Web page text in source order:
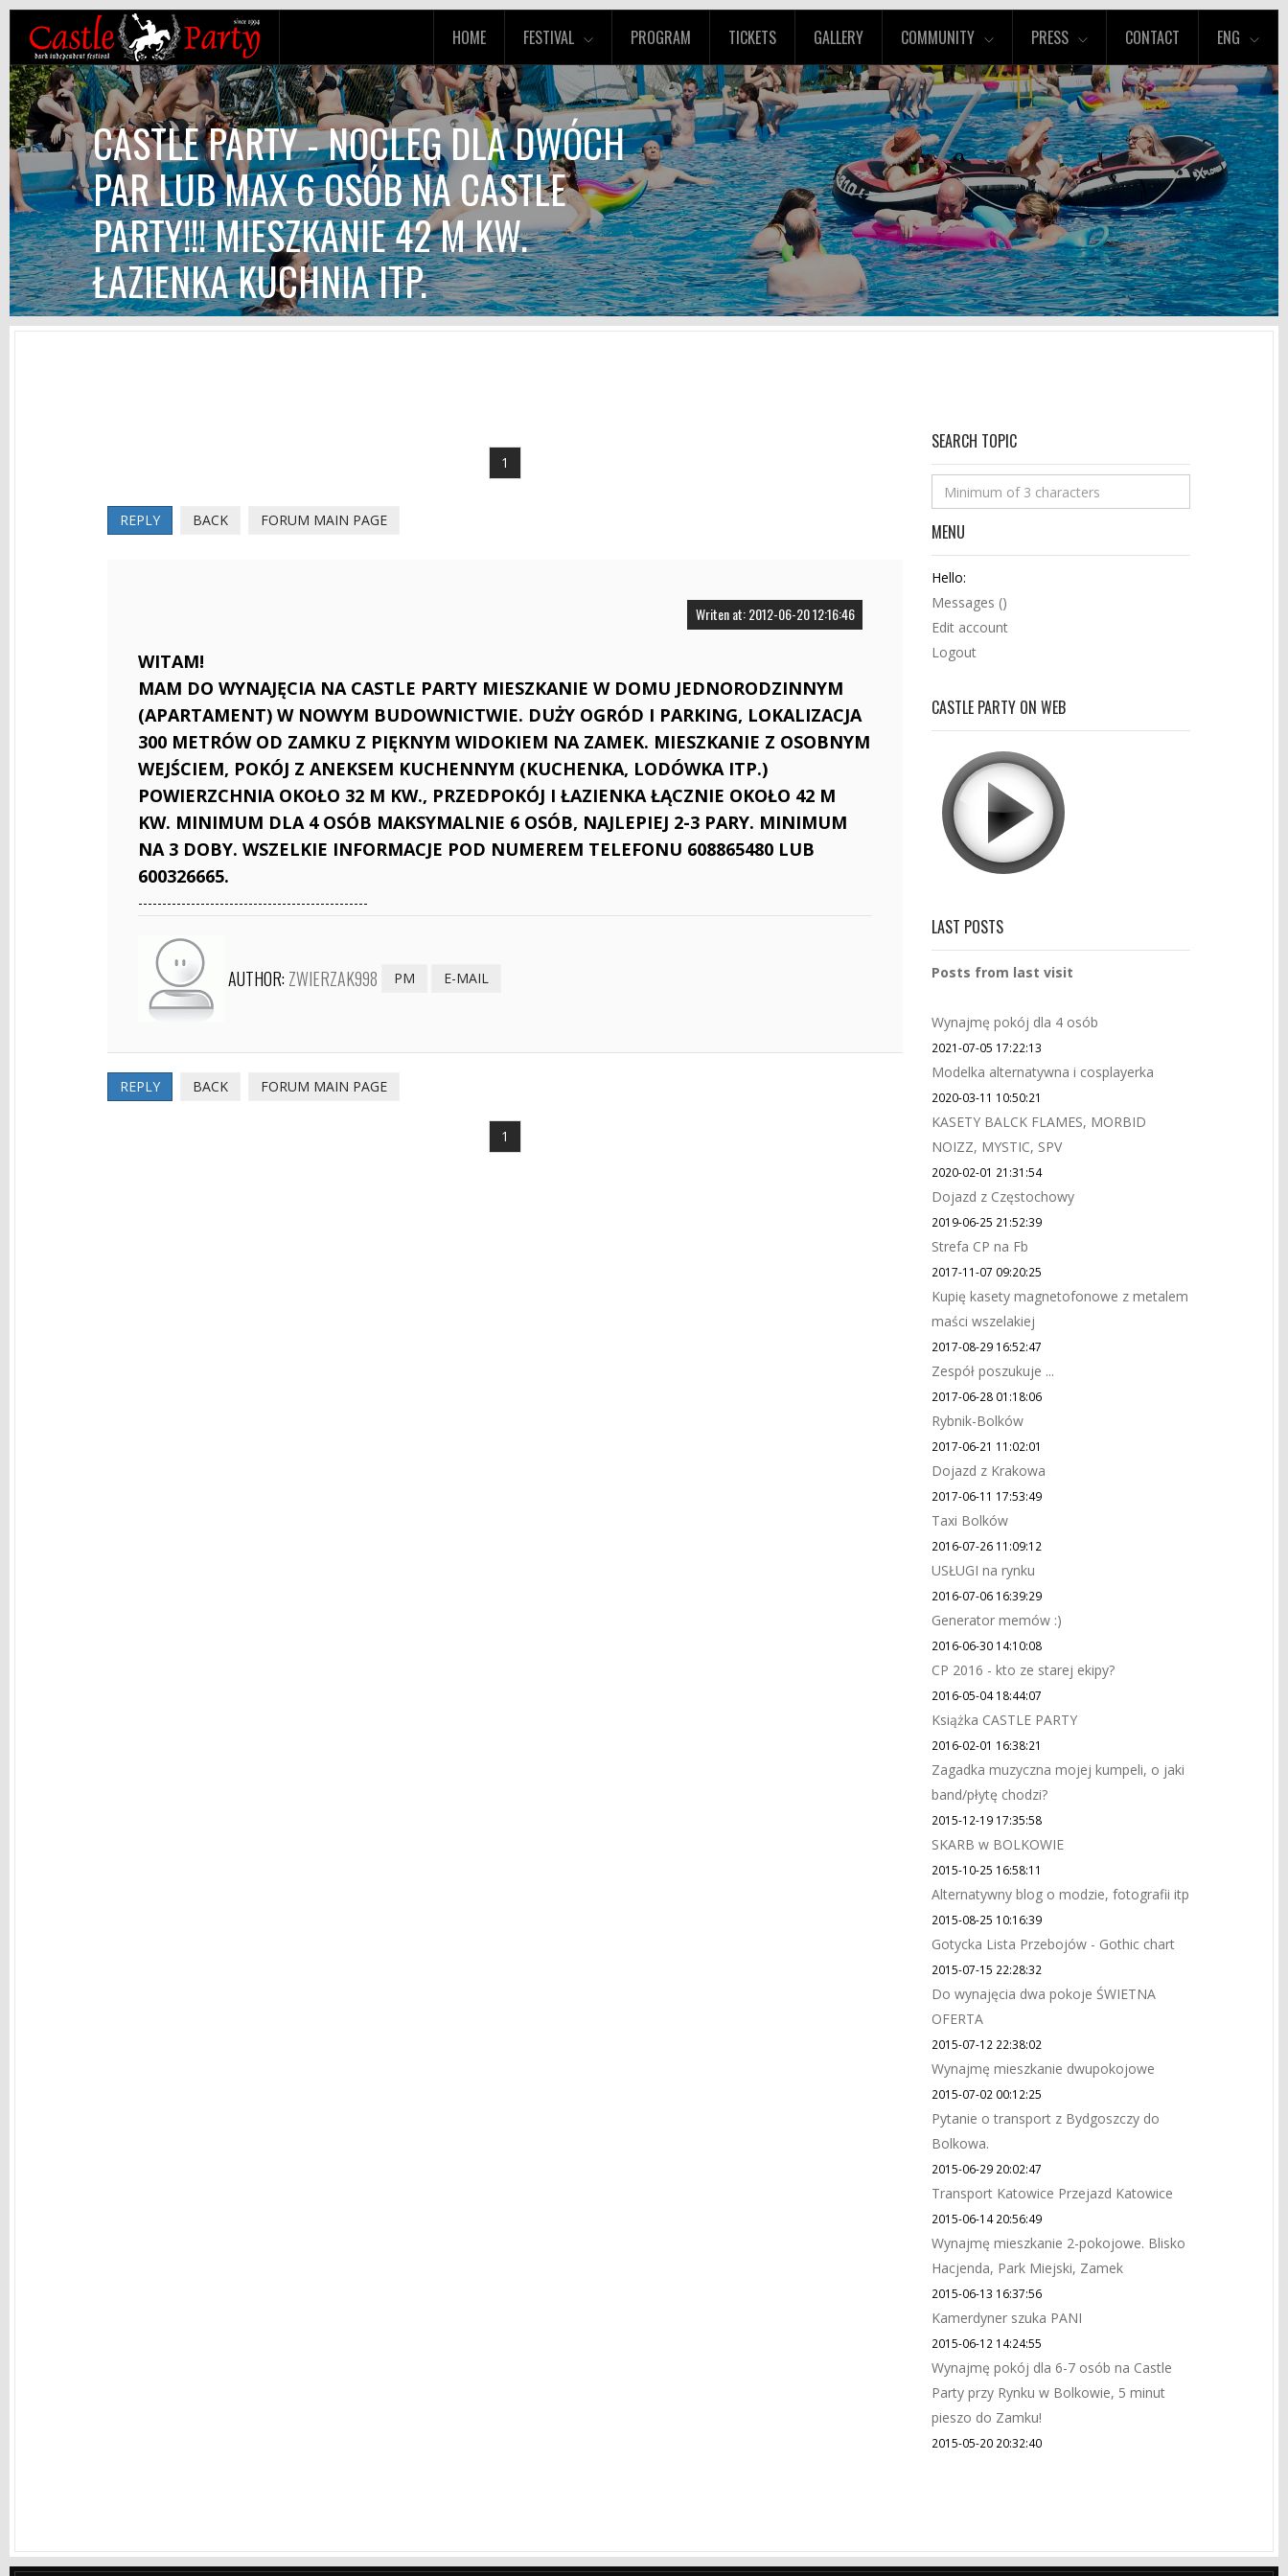
HOME FESTIVAL PROGRAM TICKETS GALLERY COMMUNITY PRESS CONTACT ENG
CASTLE PARTY - NOCLEG DLA DWÓCH
PAR LUB MAX 6 OSÓB NA CASTLE
PARTY!!! MIESZKANIE 42 M KW.
ŁAZIENKA KUCHNIA ITP.
1
REPLY BACK FORUM MAIN PAGE
Writen at: 2012-06-20 12:16:46
WITAM!
MAM DO WYNAJĘCIA NA CASTLE PARTY MIESZKANIE W DOMU JEDNORODZINNYM
(APARTAMENT) W NOWYM BUDOWNICTWIE. DUŻY OGRÓD I PARKING, LOKALIZACJA
300 METRÓW OD ZAMKU Z PIĘKNYM WIDOKIEM NA ZAMEK. MIESZKANIE Z OSOBNYM
WEJŚCIEM, POKÓJ Z ANEKSEM KUCHENNYM (KUCHENKA, LODÓWKA ITP.)
POWIERZCHNIA OKOŁO 32 M KW., PRZEDPOKÓJ I ŁAZIENKA ŁĄCZNIE OKOŁO 42 M
KW. MINIMUM DLA 4 OSÓB MAKSYMALNIE 6 OSÓB, NAJLEPIEJ 2-3 PARY. MINIMUM
NA 3 DOBY. WSZELKIE INFORMACJE POD NUMEREM TELEFONU 608865480 LUB
600326665.
------------------------------------------------
AUTHOR: ZWIERZAK998 PM E-MAIL
REPLY BACK FORUM MAIN PAGE
1
SEARCH TOPIC
MENU
Hello:
Messages ()
Edit account
Logout
CASTLE PARTY ON WEB
LAST POSTS
Posts from last visit
Wynajmę pokój dla 4 osób
2021-07-05 17:22:13
Modelka alternatywna i cosplayerka
2020-03-11 10:50:21
KASETY BALCK FLAMES, MORBID
NOIZZ, MYSTIC, SPV
2020-02-01 21:31:54
Dojazd z Częstochowy
2019-06-25 21:52:39
Strefa CP na Fb
2017-11-07 09:20:25
Kupię kasety magnetofonowe z metalem
maści wszelakiej
2017-08-29 16:52:47
Zespół poszukuje ...
2017-06-28 01:18:06
Rybnik-Bolków
2017-06-21 11:02:01
Dojazd z Krakowa
2017-06-11 17:53:49
Taxi Bolków
2016-07-26 11:09:12
USŁUGI na rynku
2016-07-06 16:39:29
Generator memów :)
2016-06-30 14:10:08
CP 2016 - kto ze starej ekipy?
2016-05-04 18:44:07
Książka CASTLE PARTY
2016-02-01 16:38:21
Zagadka muzyczna mojej kumpeli, o jaki
band/płytę chodzi?
2015-12-19 17:35:58
SKARB w BOLKOWIE
2015-10-25 16:58:11
Alternatywny blog o modzie, fotografii itp
2015-08-25 10:16:39
Gotycka Lista Przebojów - Gothic chart
2015-07-15 22:28:32
Do wynajęcia dwa pokoje ŚWIETNA
OFERTA
2015-07-12 22:38:02
Wynajmę mieszkanie dwupokojowe
2015-07-02 00:12:25
Pytanie o transport z Bydgoszczy do
Bolkowa.
2015-06-29 20:02:47
Transport Katowice Przejazd Katowice
2015-06-14 20:56:49
Wynajmę mieszkanie 2-pokojowe. Blisko
Hacjenda, Park Miejski, Zamek
2015-06-13 16:37:56
Kamerdyner szuka PANI
2015-06-12 14:24:55
Wynajmę pokój dla 6-7 osób na Castle
Party przy Rynku w Bolkowie, 5 minut
pieszo do Zamku!
2015-05-20 20:32:40